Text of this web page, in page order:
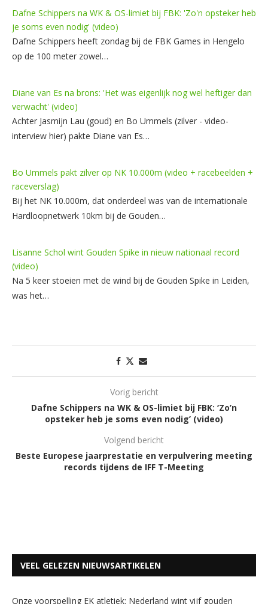
Dafne Schippers na WK & OS-limiet bij FBK: 'Zo'n opsteker heb
je soms even nodig' (video)
Dafne Schippers heeft zondag bij de FBK Games in Hengelo
op de 100 meter zowel…
Diane van Es na brons: 'Het was eigenlijk nog wel heftiger dan
verwacht' (video)
Achter Jasmijn Lau (goud) en Bo Ummels (zilver - video-
interview hier) pakte Diane van Es…
Bo Ummels pakt zilver op NK 10.000m (video + racebeelden +
raceverslag)
Bij het NK 10.000m, dat onderdeel was van de internationale
Hardloopnetwerk 10km bij de Gouden…
Lisanne Schol wint Gouden Spike in nieuw nationaal record
(video)
Na 5 keer stoeien met de wind bij de Gouden Spike in Leiden,
was het…
Vorig bericht
Dafne Schippers na WK & OS-limiet bij FBK: ‘Zo’n
opsteker heb je soms even nodig’ (video)
Volgend bericht
Beste Europese jaarprestatie en verpulvering meeting
records tijdens de IFF T-Meeting
VEEL GELEZEN NIEUWSARTIKELEN
Onze voorspelling EK atletiek: Nederland wint vijf gouden